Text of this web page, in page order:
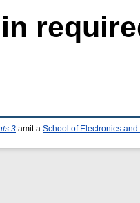
3 amit a School of Electronics